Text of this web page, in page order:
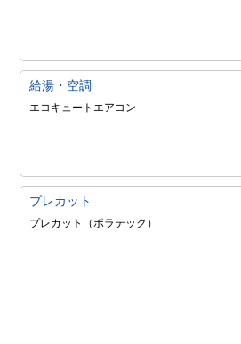
給湯・空調
エコキュートエアコン
プレカット
プレカット（ポラテック）